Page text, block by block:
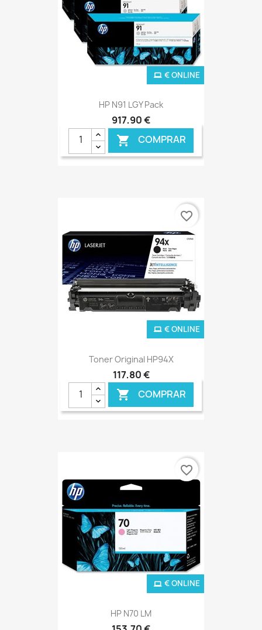
HP N91 LGY Pack
917,90 €
 COMPRAR
€ ONLINE
Toner Original HP94X
117,80 €
 COMPRAR
€ ONLINE
favorite_border
HP N70 LM
€ ONLINE
favorite_border